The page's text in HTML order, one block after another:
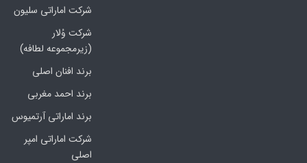
شرکت اماراتی سلیون
شرکت وُلار
(زیرمجموعه لطافه)
برند افنان اصلی
برند احمد مغربی
برند اماراتی آرتمیوس
شرکت اماراتی امپر
اصلی